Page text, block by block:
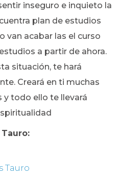
inseguro e inquieto la
plan de estudios
van acabar las el curso
a partir de ahora.
situación, te hará
Creará en ti muchas
y todo ello te llevará
Tauro